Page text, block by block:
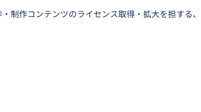
制作コンテンツのライセンス取得・拡大を担する